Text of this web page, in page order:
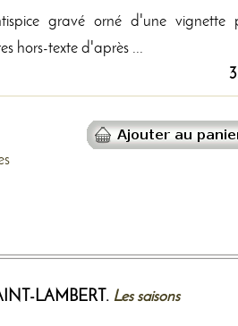
gravé orné d'une vignette
hors-texte d'après ...
LAMBERT. Les saisons